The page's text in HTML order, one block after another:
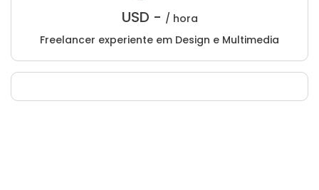
USD - / hora
Freelancer experiente em Design e Multimedia